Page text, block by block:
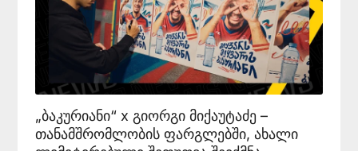
„ბაკურიანი“ x გიორგი მიქაუტაძე –
თანამშრომლობის ფარგლებში, ახალი